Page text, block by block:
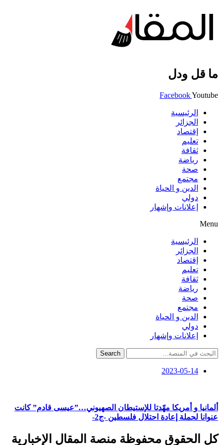
ما قل ودل
FacebookYoutube
الرئيسية
الجزائر
إقتصاد
تعليم
ثقافة
رياضة
صحة
مجتمع
الدين و الحياة
دولي
إعلانات وإشهار
Menu
الرئيسية
الجزائر
إقتصاد
تعليم
ثقافة
رياضة
صحة
مجتمع
الدين و الحياة
دولي
إعلانات وإشهار
Search
2023-05-14
ألمانيا و أمريكا مهّدتا للإستيطان الصهيوني…”عيسى قادم” كانت
عنوانا لحملة إعادة احتلال فلسطين -ج2-
كل الحقوق محفوظة منصة المقال الإخبارية